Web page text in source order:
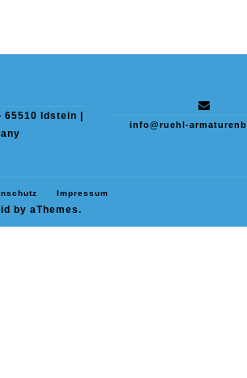
65510 Idstein |
info@ruehl-
Impressum
by aThemes.